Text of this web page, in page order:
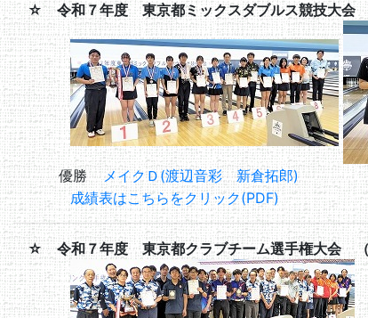
☆ 令和７年度 東京都ミックスダブルス競技大会
優勝メイクＤ(渡辺音彩 新倉拓郎)
成績表はこちらをクリック(PDF)
☆ 令和７年度 東京都クラブチーム選手権大会 （